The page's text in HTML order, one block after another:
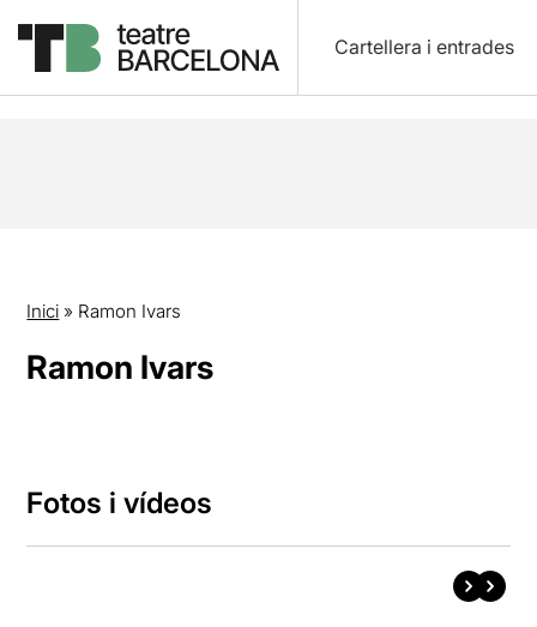
Cartellera i entrades
Inici » Ramon Ivars
Ramon Ivars
Fotos i vídeos